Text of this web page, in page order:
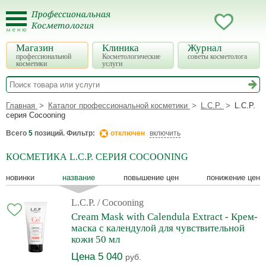
Магазин
профессиональной
косметики
Клиника
Косметологические
услуги
Журнал
советы косметолога
Главная Каталог профессиональной косметики L.C.P.
L.C.P.
серия Cocooning
Всего 5 позиций. Фильтр: отключен включить
КОСМЕТИКА L.C.P. СЕРИЯ COCOONING
новинки название повышение цен понижение цен
L.C.P. / Cocooning
Cream Mask with Calendula Extract - Крем-
маска с календулой для чувствительной
кожи 50 мл
Цена 5 040 руб.